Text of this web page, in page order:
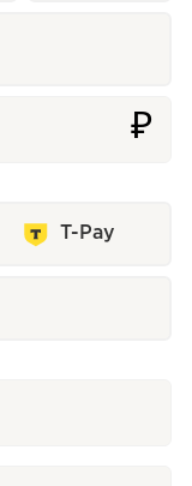
₽
T-Pay